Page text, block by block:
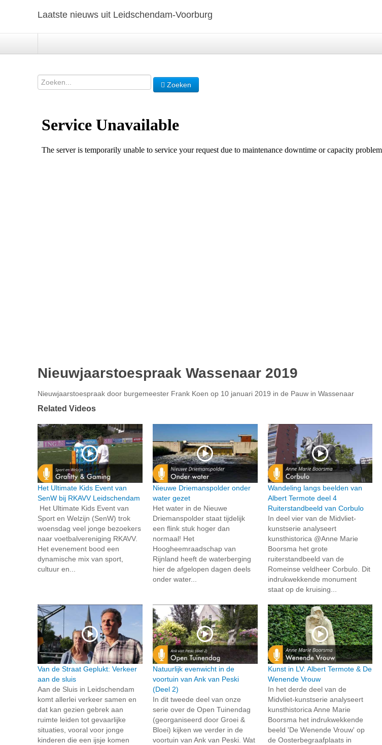
Laatste nieuws uit Leidschendam-Voorburg
Zoeken
Nieuwjaarstoespraak Wassenaar 2019
Nieuwjaarstoespraak door burgemeester Frank Koen op 10 januari 2019 in de Pauw in Wassenaar
Related Videos
Het Ultimate Kids Event van
SenW bij RKAVV Leidschendam
Het Ultimate Kids Event van
Sport en Welzijn (SenW) trok
woensdag veel jonge bezoekers
naar voetbalvereniging RKAVV.
Het evenement bood een
dynamische mix van sport,
cultuur en...
Nieuwe Driemanspolder onder
water gezet
Het water in de Nieuwe
Driemanspolder staat tijdelijk
een flink stuk hoger dan
normaal! Het
Hoogheemraadschap van
Rijnland heeft de waterberging
hier de afgelopen dagen deels
onder water...
Wandeling langs beelden van
Albert Termote deel 4
Ruiterstandbeeld van Corbulo
In deel vier van de Midvliet-
kunstserie analyseert
kunsthistorica @Anne Marie
Boorsma het grote
ruiterstandbeeld van de
Romeinse veldheer Corbulo. Dit
indrukwekkende monument
staat op de kruising...
Van de Straat Geplukt: Verkeer
aan de sluis
Aan de Sluis in Leidschendam
komt allerlei verkeer samen en
dat kan gezien gebrek aan
ruimte leiden tot gevaarlijke
situaties, vooral voor jonge
kinderen die een ijsje komen
Natuurlijk evenwicht in de
voortuin van Ank van Peski
(Deel 2)
In dit tweede deel van onze
serie over de Open Tuinendag
(georganiseerd door Groei &
Bloei) kijken we verder in de
voortuin van Ank van Peski. Wat
Kunst in LV: Albert Termote & De
Wenende Vrouw
In het derde deel van de
Midvliet-kunstserie analyseert
kunsthistorica Anne Marie
Boorsma het indrukwekkende
beeld 'De Wenende Vrouw' op
de Oosterbegraafplaats in